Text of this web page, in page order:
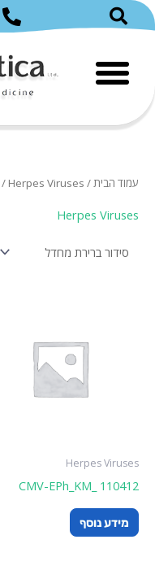
עמוד הבית/
/ Herpes Viruses
Herpes Viruses
Herpes Viruses
CMV-EPh_KM_ 110412
מידע נוסף